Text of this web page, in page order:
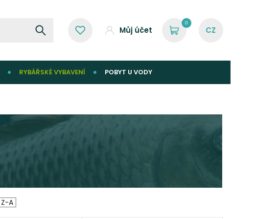
Můj účet
0
RYBÁŘSKÉ VYBAVENÍ POBYT U VODY
Z-A